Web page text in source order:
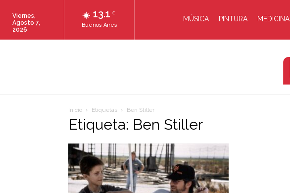
13.1 C
Buenos Aires
Viernes,
Agosto 7,
2026
MÚSICA PINTURA MEDICINA
Inicio Etiquetas Ben Stiller
Etiqueta: Ben Stiller